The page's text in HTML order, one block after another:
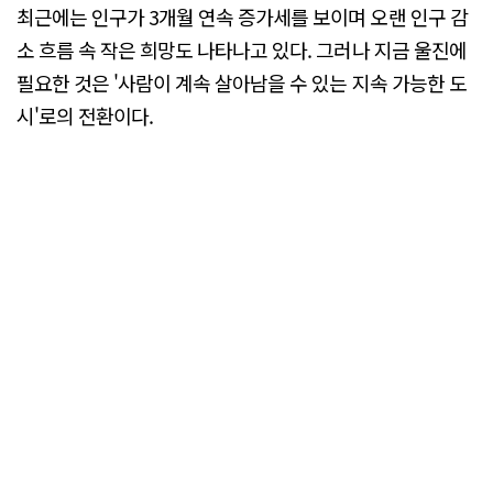
최근에는 인구가 3개월 연속 증가세를 보이며 오랜 인구 감
소 흐름 속 작은 희망도 나타나고 있다. 그러나 지금 울진에
필요한 것은 '사람이 계속 살아남을 수 있는 지속 가능한 도
시'로의 전환이다.